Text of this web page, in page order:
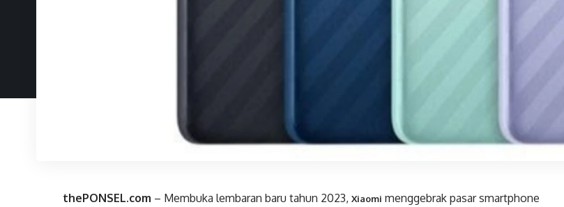
thePONSEL.com – Membuka lembaran baru tahun 2023,Xiaomi menggebrak pasar smartphone